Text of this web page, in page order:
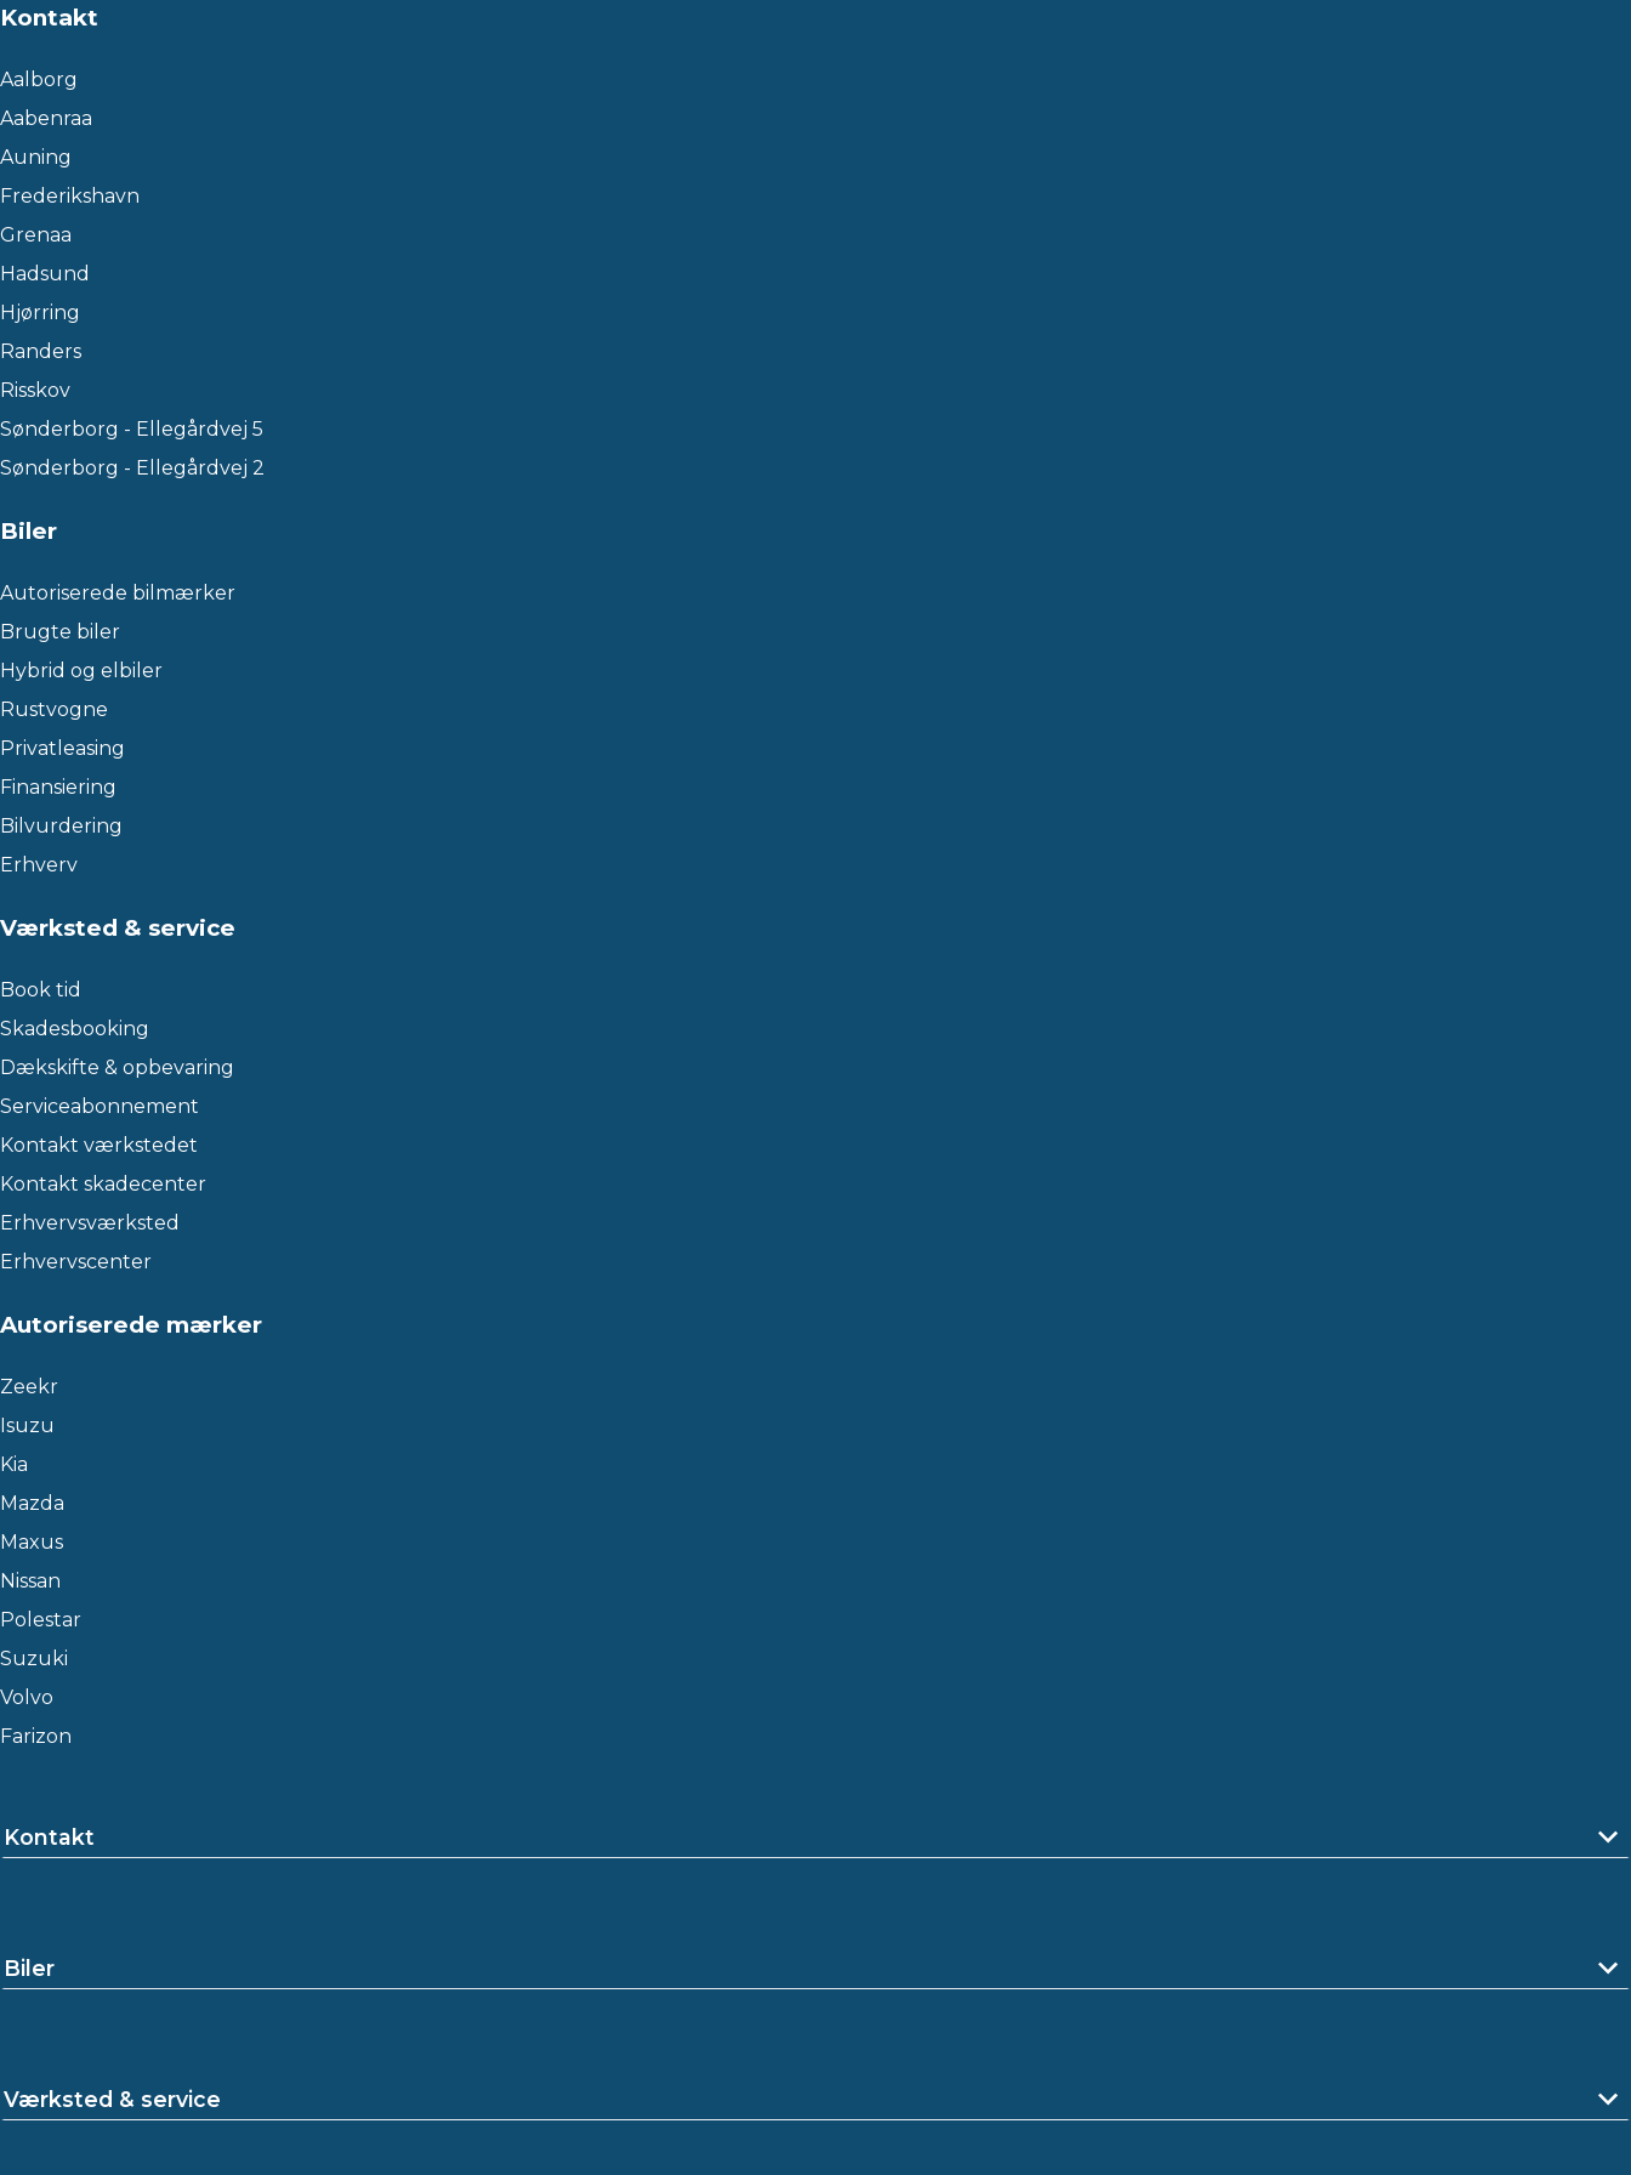
Kontakt
Aalborg
Aabenraa
Auning
Frederikshavn
Grenaa
Hadsund
Hjørring
Randers
Risskov
Sønderborg - Ellegårdvej 5
Sønderborg - Ellegårdvej 2
Biler
Autoriserede bilmærker
Brugte biler
Hybrid og elbiler
Rustvogne
Privatleasing
Finansiering
Bilvurdering
Erhverv
Værksted & service
Book tid
Skadesbooking
Dækskifte & opbevaring
Serviceabonnement
Kontakt værkstedet
Kontakt skadecenter
Erhvervsværksted
Erhvervscenter
Autoriserede mærker
Zeekr
Isuzu
Kia
Mazda
Maxus
Nissan
Polestar
Suzuki
Volvo
Farizon
Kontakt
Biler
Værksted & service